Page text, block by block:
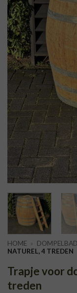
HOME »
NATUREL, 4 TREDEN
Trapje voor
treden